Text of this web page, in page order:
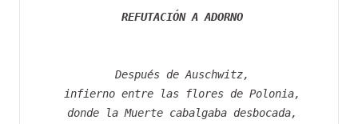
REFUTACIÓN A ADORNO
Después de Auschwitz,
infierno entre las flores de Polonia,
donde la Muerte cabalgaba desbocada,